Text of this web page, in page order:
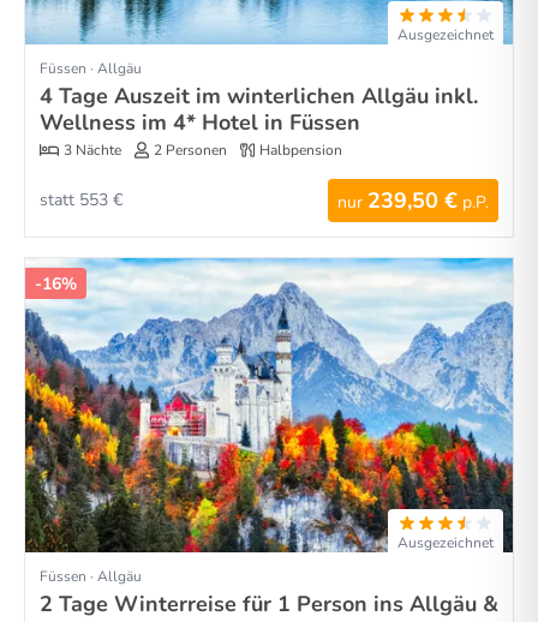
Ausgezeichnet
Füssen · Allgäu
4 Tage Auszeit im winterlichen Allgäu inkl.
Wellness im 4* Hotel in Füssen
3 Nächte 2 Personen Halbpension
nur 239,50 € p.P.
statt 553 €
-16%
Ausgezeichnet
Füssen · Allgäu
2 Tage Winterreise für 1 Person ins Allgäu &